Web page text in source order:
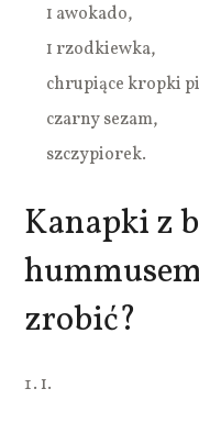
1 awokado,
1 rzodkiewka,
chrupiące kropki
czarny sezam,
szczypiorek.
Kanapki z
zrobić?
1.